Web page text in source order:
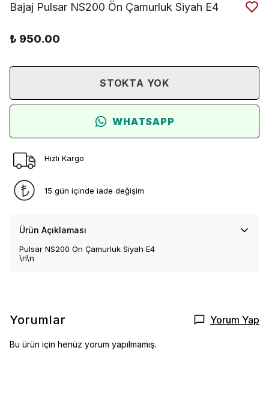
Bajaj Pulsar NS200 Ön Çamurluk Siyah E4
₺ 950.00
STOKTA YOK
WHATSAPP
Hızlı Kargo
15 gün içinde iade değişim
Ürün Açıklaması
Pulsar NS200 Ön Çamurluk Siyah E4
\n\n
Yorumlar Yorum Yap
Bu ürün için henüz yorum yapılmamış.